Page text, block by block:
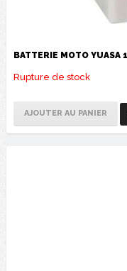
BATTERIE MOTO
Rupture de stock
AJOUTER AU PANIER